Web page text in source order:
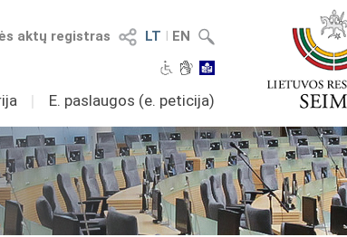
LT I EN
aktų registras
I E. paslaugos (e. peticija)